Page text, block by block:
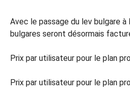
Avec le passage du lev bulgare à
bulgares seront désormais
Prix par utilisateur pour le plan
Prix par utilisateur pour le plan